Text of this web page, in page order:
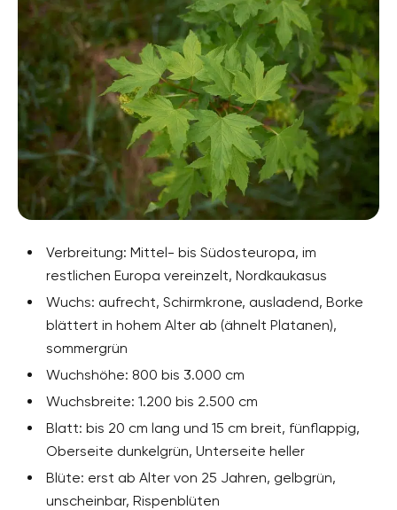
Verbreitung: Mittel- bis Südosteuropa, im
restlichen Europa vereinzelt, Nordkaukasus
Wuchs: aufrecht, Schirmkrone, ausladend, Borke
blättert in hohem Alter ab (ähnelt Platanen),
sommergrün
Wuchshöhe: 800 bis 3.000 cm
Wuchsbreite: 1.200 bis 2.500 cm
Blatt: bis 20 cm lang und 15 cm breit, fünflappig,
Oberseite dunkelgrün, Unterseite heller
Blüte: erst ab Alter von 25 Jahren, gelbgrün,
unscheinbar, Rispenblüten